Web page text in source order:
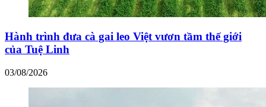
Hành trình đưa cà gai leo Việt vươn tầm thế giới
của Tuệ Linh
03/08/2026